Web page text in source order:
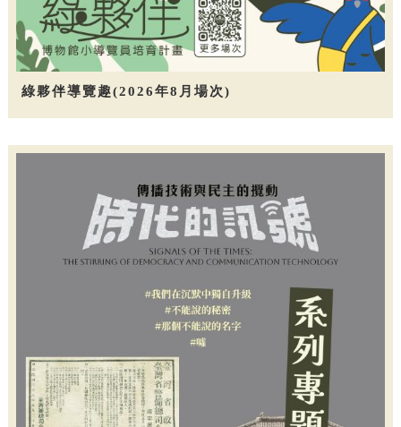
綠夥伴導覽趣(2026年8月場次)